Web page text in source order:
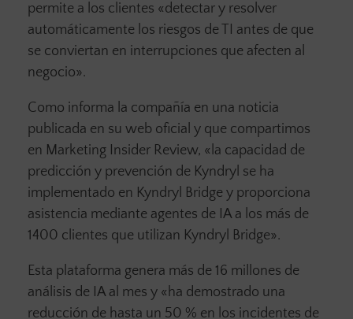
permite a los clientes «detectar y resolver
automáticamente los riesgos de TI antes de que
se conviertan en interrupciones que afecten al
negocio».
Como informa la compañía en una noticia
publicada en su web oficial y que compartimos
en Marketing Insider Review, «la capacidad de
predicción y prevención de Kyndryl se ha
implementado en Kyndryl Bridge y proporciona
asistencia mediante agentes de IA a los más de
1400 clientes que utilizan Kyndryl Bridge».
Esta plataforma genera más de 16 millones de
análisis de IA al mes y «ha demostrado una
reducción de hasta un 50 % en los incidentes de